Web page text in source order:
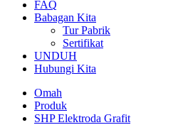
FAQ
Babagan Kita
Tur Pabrik
Sertifikat
UNDUH
Hubungi Kita
Omah
Produk
SHP Elektroda Grafit